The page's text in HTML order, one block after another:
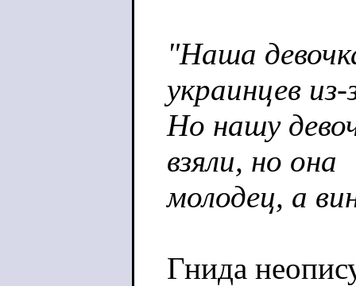
"Наша
украинцев из-
Но нашу
взяли, но она
молодец, а
Гнида